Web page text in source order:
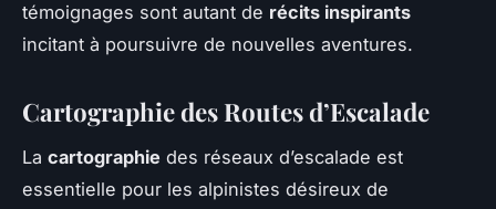
témoignages sont autant de récits inspirants
incitant à poursuivre de nouvelles aventures.
Cartographie des Routes d’Escalade
La cartographie des réseaux d’escalade est
essentielle pour les alpinistes désireux de